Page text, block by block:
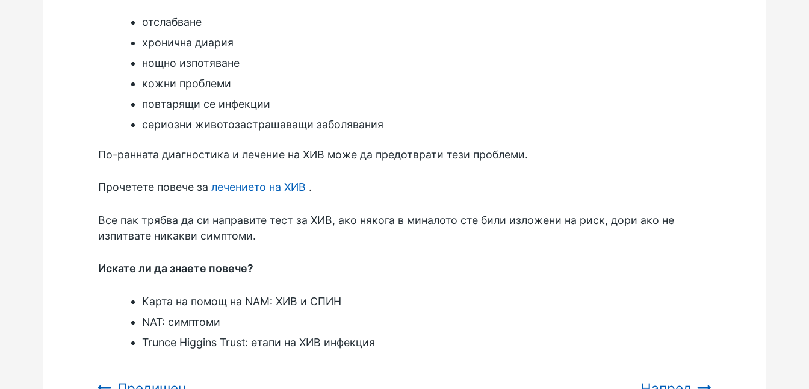
отслабване
хронична диария
нощно изпотяване
кожни проблеми
повтарящи се инфекции
сериозни животозастрашаващи заболявания
По-ранната диагностика и лечение на ХИВ може да предотврати тези проблеми.
Прочетете повече за лечението на ХИВ .
Все пак трябва да си направите тест за ХИВ, ако някога в миналото сте били изложени на риск, дори ако не
изпитвате никакви симптоми.
Искате ли да знаете повече?
Карта на помощ на NAM: ХИВ и СПИН
NAT: симптоми
Trunce Higgins Trust: етапи на ХИВ инфекция